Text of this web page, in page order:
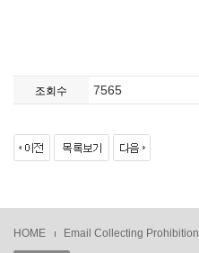
조회수 7565
HOME Email Collecting Prohibition